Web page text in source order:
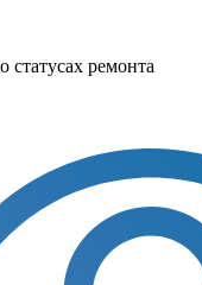
ремонта